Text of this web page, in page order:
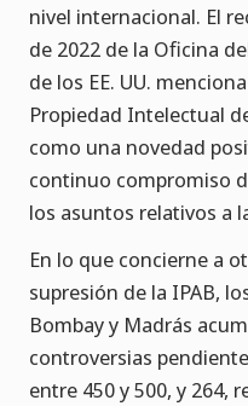
nivel internacional. El
de 2022 de la Oficina
de los EE. UU.
Propiedad Intelectual
como una novedad
continuo compromiso
los asuntos relativos a
En lo que concierne a
supresión de la IPAB,
Bombay y Madrás
controversias
entre 450 y 500, y 264,